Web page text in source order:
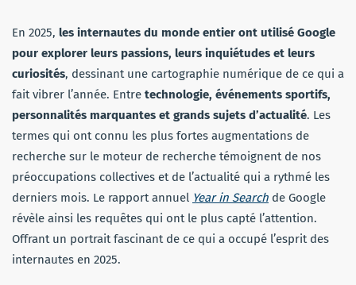
En 2025, les internautes du monde entier ont utilisé Google
pour explorer leurs passions, leurs inquiétudes et leurs
curiosités, dessinant une cartographie numérique de ce qui a
fait vibrer l’année. Entre technologie, événements sportifs,
personnalités marquantes et grands sujets d’actualité. Les
termes qui ont connu les plus fortes augmentations de
recherche sur le moteur de recherche témoignent de nos
préoccupations collectives et de l’actualité qui a rythmé les
derniers mois. Le rapport annuel Year in Search de Google
révèle ainsi les requêtes qui ont le plus capté l’attention.
Offrant un portrait fascinant de ce qui a occupé l’esprit des
internautes en 2025.